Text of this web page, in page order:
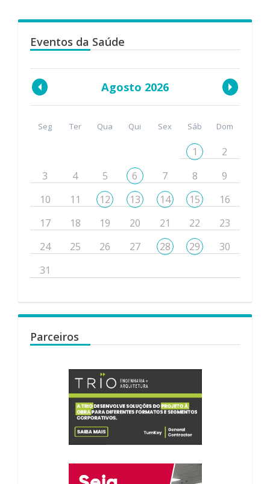
Eventos da Saúde
Agosto 2026
Seg Ter Qua Qui Sex Sáb Dom
1
2
3
4 5 6 7 8
9
10
11 12 13 14 15
16
17
18 19 20 21 22
23
24
25 26 27 28 29
30
31
Parceiros